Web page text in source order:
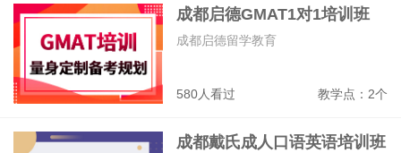
高考冲刺、艺考文化课、高考复读、高考
全日制冲刺
326881
成都启德GMAT1对1培训班
580人看过 教学点：2个
成都启德留学教育
成都戴氏成人口语英语培训班